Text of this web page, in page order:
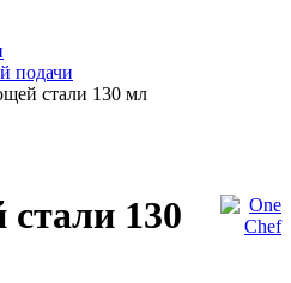
подачи
стали 130 мл
130